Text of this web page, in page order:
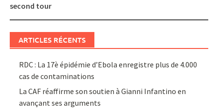
second tour
ARTICLES RÉCENTS
RDC : La 17è épidémie d’Ebola enregistre plus de 4.000
cas de contaminations
La CAF réaffirme son soutien à Gianni Infantino en
avançant ses arguments